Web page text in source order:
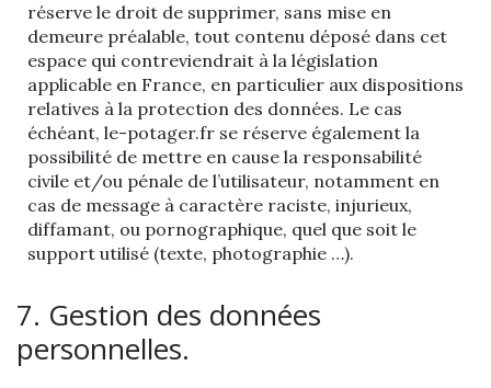
réserve le droit de supprimer, sans mise en
demeure préalable, tout contenu déposé dans cet
espace qui contreviendrait à la législation
applicable en France, en particulier aux dispositions
relatives à la protection des données. Le cas
échéant, le-potager.fr se réserve également la
possibilité de mettre en cause la responsabilité
civile et/ou pénale de l’utilisateur, notamment en
cas de message à caractère raciste, injurieux,
diffamant, ou pornographique, quel que soit le
support utilisé (texte, photographie …).
7. Gestion des données
personnelles.